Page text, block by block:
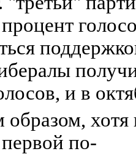
и в
образом,
по-